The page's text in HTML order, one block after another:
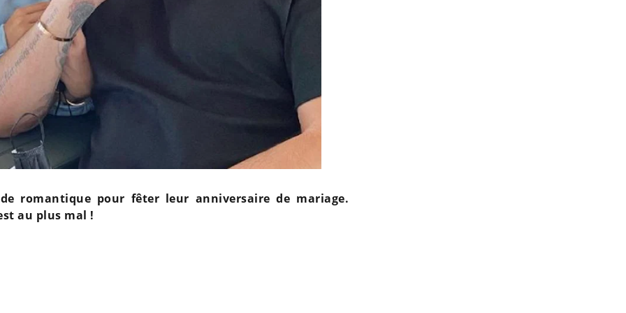
romantique pour fêter leur anniversaire de mariage.
au plus mal !